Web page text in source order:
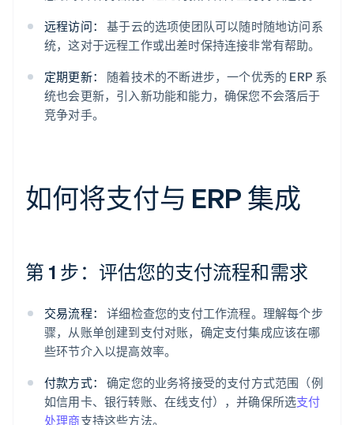
远程访问：
基于云的选项使团队可以随时随地访问系
统，这对于远程工作或出差时保持连接非常有帮助。
定期更新：
随着技术的不断进步，一个优秀的 ERP 系
统也会更新，引入新功能和能力，确保您不会落后于
竞争对手。
如何将支付与 ERP 集成
第 1 步：评估您的支付流程和需求
交易流程：
详细检查您的支付工作流程。理解每个步
骤，从账单创建到支付对账，确定支付集成应该在哪
些环节介入以提高效率。
付款方式：
确定您的业务将接受的支付方式范围（例
如信用卡、银行转账、在线支付），并确保所选支付
处理商支持这些方法。